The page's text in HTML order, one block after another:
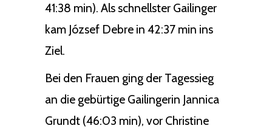
41:38 min). Als schnellster Gailinger
kam József Debre in 42:37 min ins
Ziel.
Bei den Frauen ging der Tagessieg
an die gebürtige Gailingerin Jannica
Grundt (46:03 min), vor Christine